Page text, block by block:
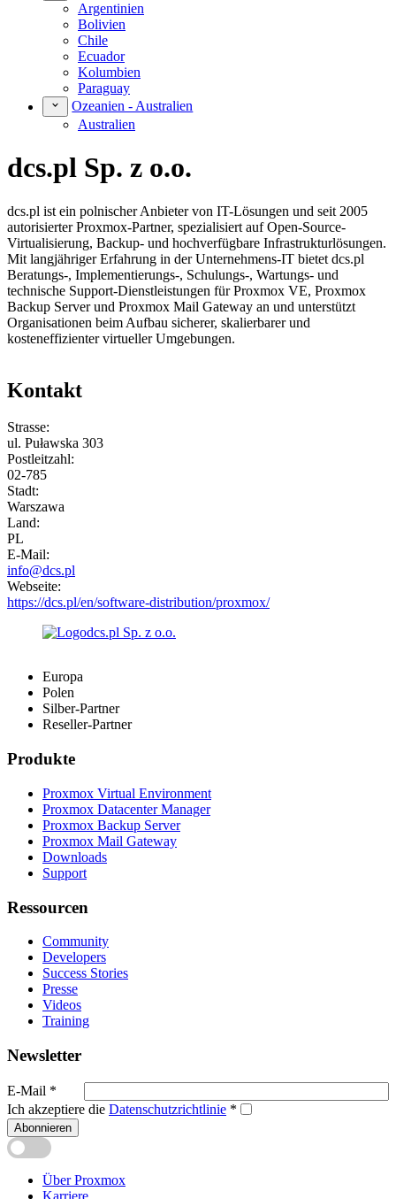
Argentinien
Bolivien
Chile
Ecuador
Kolumbien
Paraguay
Ozeanien - Australien
Australien
dcs.pl Sp. z o.o.
dcs.pl ist ein polnischer Anbieter von IT-Lösungen und seit 2005
autorisierter Proxmox-Partner, spezialisiert auf Open-Source-
Virtualisierung, Backup- und hochverfügbare Infrastrukturlösungen.
Mit langjähriger Erfahrung in der Unternehmens-IT bietet dcs.pl
Beratungs-, Implementierungs-, Schulungs-, Wartungs- und
technische Support-Dienstleistungen für Proxmox VE, Proxmox
Backup Server und Proxmox Mail Gateway an und unterstützt
Organisationen beim Aufbau sicherer, skalierbarer und
kosteneffizienter virtueller Umgebungen.
Kontakt
Strasse:
ul. Puławska 303
Postleitzahl:
02-785
Stadt:
Warszawa
Land:
PL
E-Mail:
info@dcs.pl
Webseite:
https://dcs.pl/en/software-distribution/proxmox/
Europa
Polen
Silber-Partner
Reseller-Partner
Produkte
Proxmox Virtual Environment
Proxmox Datacenter Manager
Proxmox Backup Server
Proxmox Mail Gateway
Downloads
Support
Ressourcen
Community
Developers
Success Stories
Presse
Videos
Training
Newsletter
E-Mail *
Ich akzeptiere die Datenschutzrichtlinie *
Abonnieren
Über Proxmox
Karriere